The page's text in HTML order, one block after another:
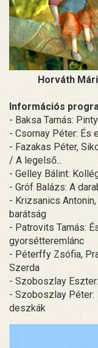
Horváth
Információs
- Baksa Tamás:
- Csornay Péter: És
- Fazakas Péter,
/ A legelső...
- Gelley Bálint:
- Gróf Balázs: A
- Krizsanics
barátság
- Patrovits Tamás:
gyorsétteremlánc
- Péterffy Zsófia,
Szerda
- Szoboszlay
- Szoboszlay
deszkák